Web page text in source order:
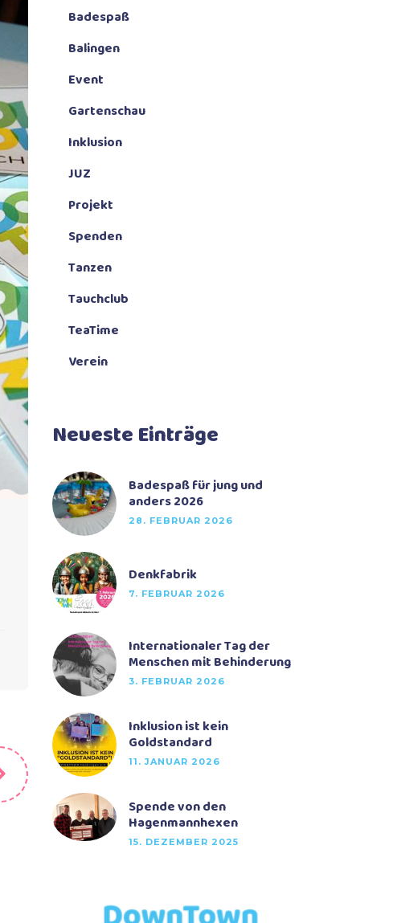
Badespaß
Balingen
Event
Gartenschau
Inklusion
JUZ
Projekt
Spenden
Tanzen
Tauchclub
TeaTime
Verein
Neueste Einträge
Badespaß für jung und
anders 2026
28. FEBRUAR 2026
Denkfabrik
7. FEBRUAR 2026
Internationaler Tag der
Menschen mit Behinderung
3. FEBRUAR 2026
Inklusion ist kein
Goldstandard
11. JANUAR 2026
Spende von den
Hagenmannhexen
15. DEZEMBER 2025